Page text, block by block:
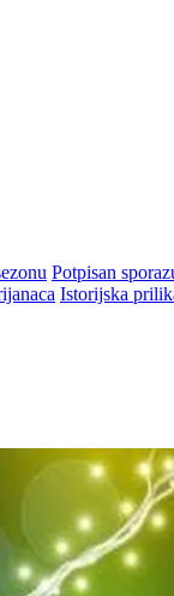
Potpisan
Istorijska